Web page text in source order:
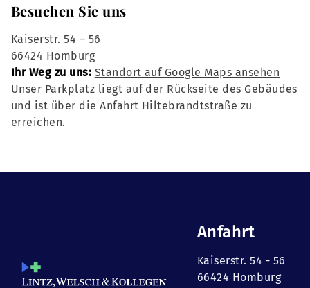
Besuchen Sie uns
Kaiserstr. 54 – 56
66424 Homburg
Ihr Weg zu uns: Standort auf Google Maps ansehen
Unser Parkplatz liegt auf der Rückseite des Gebäudes
und ist über die Anfahrt Hiltebrandtstraße zu
erreichen.
Anfahrt
Kaiserstr. 54 - 56
66424 Homburg